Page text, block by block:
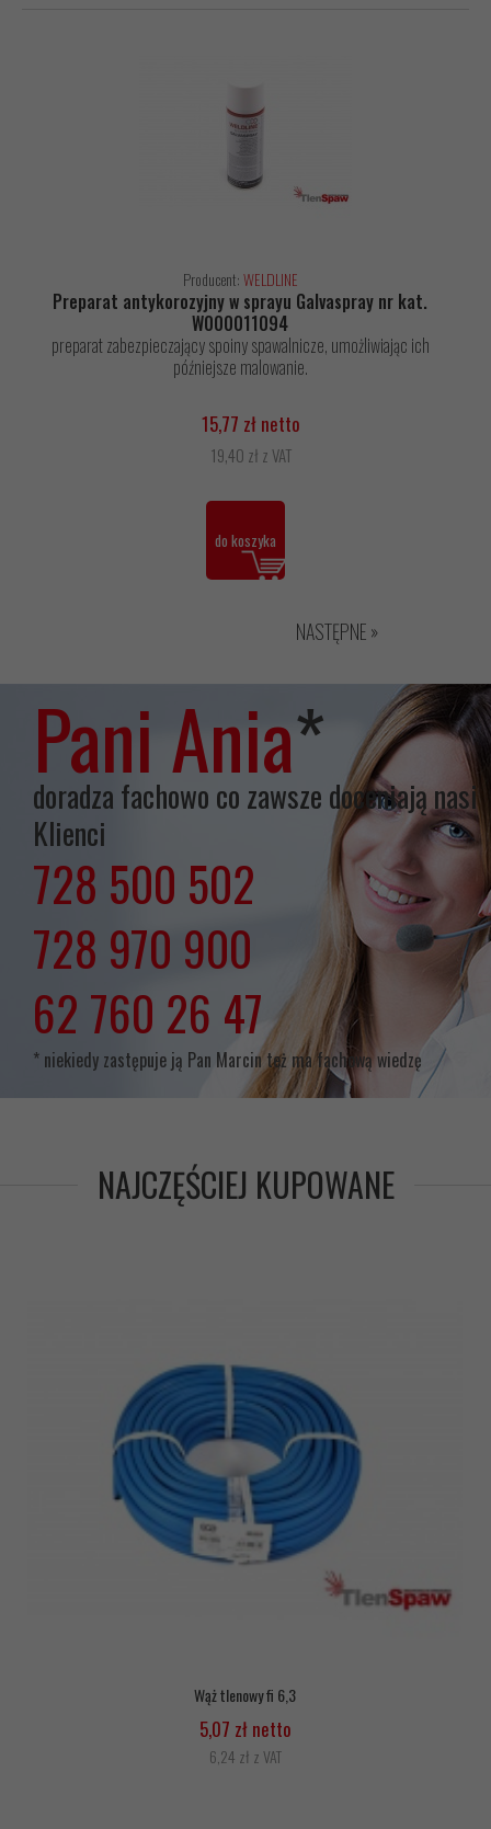
Producent:WELDLINE
Preparat antykorozyjny w sprayu Galvaspray nr kat.
W000011094
preparat zabezpieczający spoiny spawalnicze, umożliwiając ich
późniejsze malowanie.
15,77 zł netto
19,40 zł z VAT
do koszyka
NASTĘPNE »
Pani Ania*
doradza fachowo co zawsze doceniają nasi
Klienci
728 500 502
lub
728 970 900
lub
62 760 26 47
* niekiedy zastępuje ją Pan Marcin też ma fachową wiedzę
NAJCZĘŚCIEJ KUPOWANE
Wąż tlenowy fi 6,3
5,07 zł netto
6,24 zł z VAT